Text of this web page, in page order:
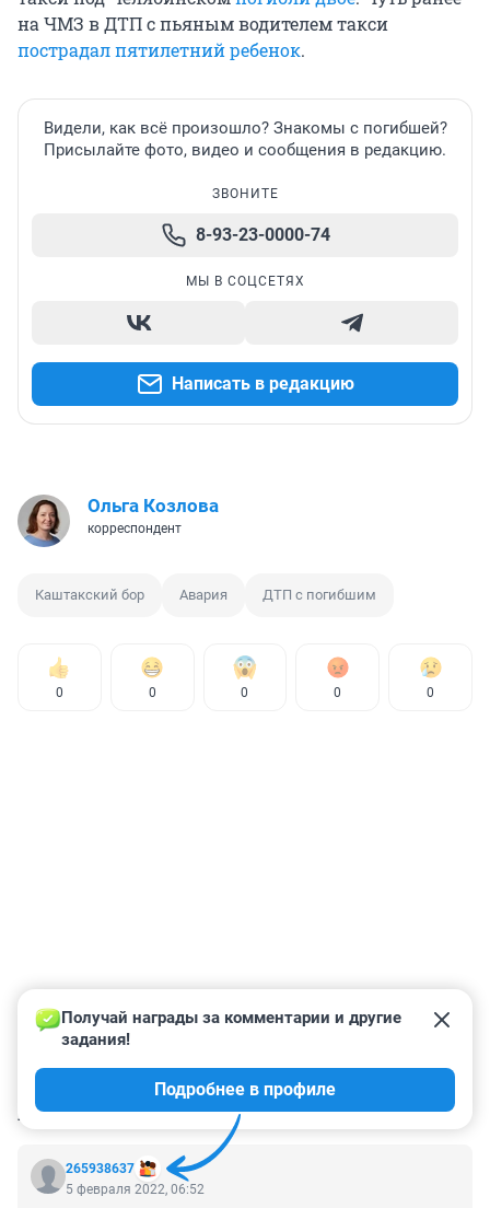
на ЧМЗ в ДТП с пьяным водителем такси
пострадал пятилетний ребенок.
Видели, как всё произошло? Знакомы с погибшей?
Присылайте фото, видео и сообщения в редакцию.
ЗВОНИТЕ
8-93-23-0000-74
МЫ В СОЦСЕТЯХ
Написать в редакцию
Ольга Козлова
корреспондент
Каштакский бор Авария ДТП с погибшим
0 0 0 0 0
КОММЕНТАРИИ 114
265938637
Получай награды за комментарии и другие
задания!
Подробнее в профиле
5 февраля 2022, 06:52